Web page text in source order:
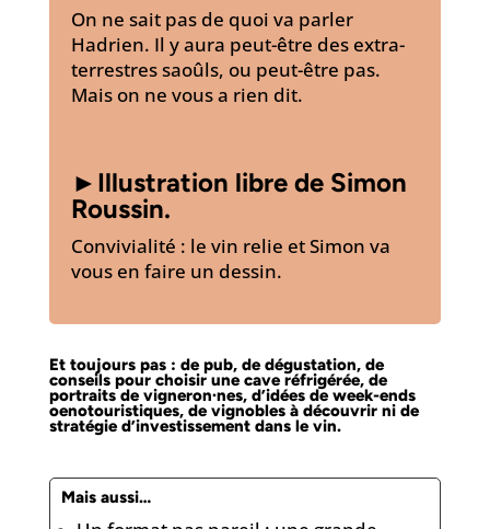
On ne sait pas de quoi va parler
Hadrien. Il y aura peut-être des extra-
terrestres saoûls, ou peut-être pas.
Mais on ne vous a rien dit.
► Illustration libre de Simon
Roussin.
Convivialité : le vin relie et Simon va
vous en faire un dessin.
Et toujours pas : de pub, de dégustation, de
conseils pour choisir une cave réfrigérée, de
portraits de vigneron·nes, d’idées de week-ends
oenotouristiques, de vignobles à découvrir ni de
stratégie d’investissement dans le vin.
Mais aussi…